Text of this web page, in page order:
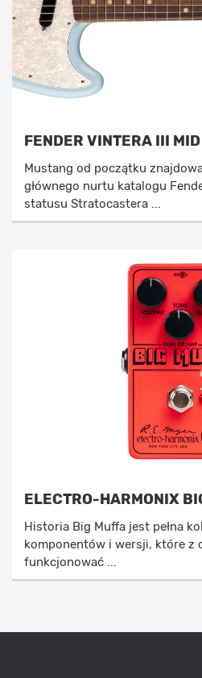
FENDER VINTERA III
Mustang od początku
głównego nurtu katalogu
statusu Stratocastera ...
ELECTRO-HARMONIX
Historia Big Muffa jest pełna
komponentów i wersji, które z
funkcjonować ...